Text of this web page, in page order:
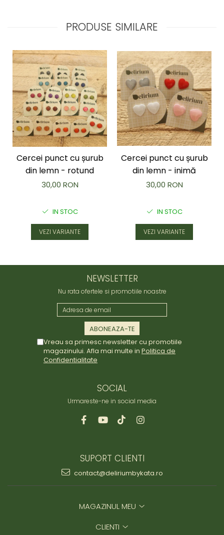
PRODUSE SIMILARE
Cercei punct cu șurub
din lemn - rotund
30,00 RON
IN STOC
VEZI VARIANTE
Cercei punct cu șurub
din lemn - inimă
30,00 RON
IN STOC
VEZI VARIANTE
NEWSLETTER
Nu rata ofertele si promotiile noastre
Vreau sa primesc newsletter cu promotiile
magazinului. Afla mai multe in Politica de
Confidentialitate
SOCIAL
Urmareste-ne in social media
SUPORT CLIENTI
contact@deliriumbykata.ro
MAGAZINUL MEU
CLIENTI